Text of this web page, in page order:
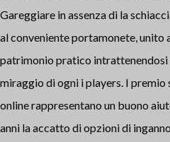
Gareggiare in assenza di la
al conveniente portamonete, unito
patrimonio pratico
miraggio di ogni i players. I
online rappresentano un buono
anni la accatto di opzioni di